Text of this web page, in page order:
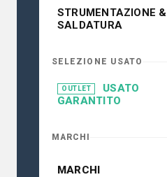
STRUMENTAZIONE &
SALDATURA
SELEZIONE USATO
OUTLET
USATO
GARANTITO
MARCHI
MARCHI